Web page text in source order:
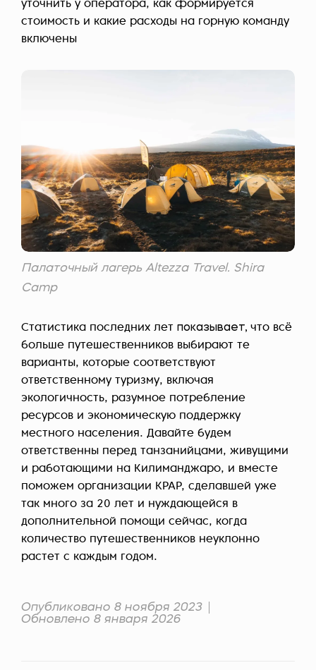
уточнить у оператора, как формируется
стоимость и какие расходы на горную команду
включены
Палаточный лагерь Altezza Travel. Shira
Camp
Статистика последних лет показывает, что всё
больше путешественников выбирают те
варианты, которые соответствуют
ответственному туризму, включая
экологичность, разумное потребление
ресурсов и экономическую поддержку
местного населения. Давайте будем
ответственны перед танзанийцами, живущими
и работающими на Килиманджаро, и вместе
поможем организации KPAP, сделавшей уже
так много за 20 лет и нуждающейся в
дополнительной помощи сейчас, когда
количество путешественников неуклонно
растет с каждым годом.
Опубликовано 8 ноября 2023
Обновлено 8 января 2026